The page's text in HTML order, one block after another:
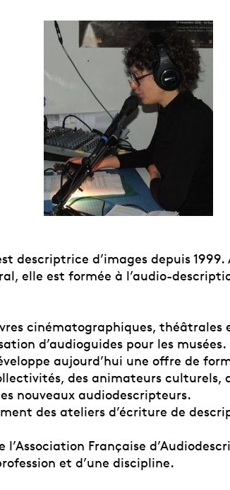
descriptrice d’images depuis 1999.
elle est formée à l’audio-
cinématographiques, théâtrales
d’audioguides pour les
aujourd’hui une offre de
des animateurs culturels,
nouveaux audiodescripteurs.
des ateliers d’écriture de
l’Association Française
et d’une discipline.